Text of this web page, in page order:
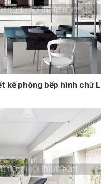
kế phòng bếp hình chữ L